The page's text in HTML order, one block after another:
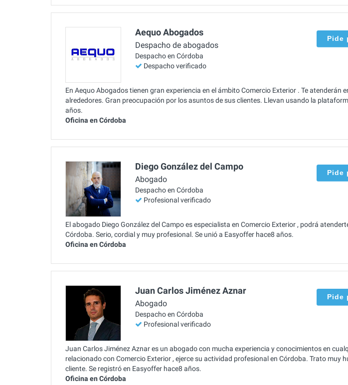
Aequo Abogados
Despacho de abogados
Despacho en Córdoba
Despacho verificado
Pide
En Aequo Abogados tienen gran experiencia en el ámbito Comercio Exterior . Te atenderán
alrededores. Gran preocupación por los asuntos de sus clientes. Llevan usando la
años.
Oficina en Córdoba
Diego González del Campo
Abogado
Despacho en Córdoba
Profesional verificado
Pide
El abogado Diego González del Campo es especialista en Comercio Exterior , podrá
Córdoba. Serio, cordial y muy profesional. Se unió a Easyoffer hace8 años.
Oficina en Córdoba
Juan Carlos Jiménez Aznar
Abogado
Despacho en Córdoba
Profesional verificado
Pide
Juan Carlos Jiménez Aznar es un abogado con mucha experiencia y conocimientos en
relacionado con Comercio Exterior , ejerce su actividad profesional en Córdoba. Trato muy
cliente. Se registró en Easyoffer hace8 años.
Oficina en Córdoba